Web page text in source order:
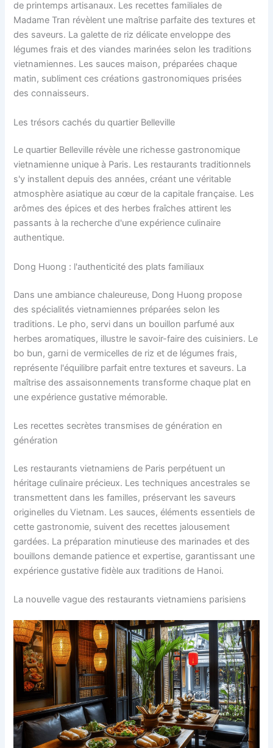
de printemps artisanaux. Les recettes familiales de
Madame Tran révèlent une maîtrise parfaite des textures et
des saveurs. La galette de riz délicate enveloppe des
légumes frais et des viandes marinées selon les traditions
vietnamiennes. Les sauces maison, préparées chaque
matin, subliment ces créations gastronomiques prisées
des connaisseurs.
Les trésors cachés du quartier Belleville
Le quartier Belleville révèle une richesse gastronomique
vietnamienne unique à Paris. Les restaurants traditionnels
s'y installent depuis des années, créant une véritable
atmosphère asiatique au cœur de la capitale française. Les
arômes des épices et des herbes fraîches attirent les
passants à la recherche d'une expérience culinaire
authentique.
Dong Huong : l'authenticité des plats familiaux
Dans une ambiance chaleureuse, Dong Huong propose
des spécialités vietnamiennes préparées selon les
traditions. Le pho, servi dans un bouillon parfumé aux
herbes aromatiques, illustre le savoir-faire des cuisiniers. Le
bo bun, garni de vermicelles de riz et de légumes frais,
représente l'équilibre parfait entre textures et saveurs. La
maîtrise des assaisonnements transforme chaque plat en
une expérience gustative mémorable.
Les recettes secrètes transmises de génération en
génération
Les restaurants vietnamiens de Paris perpétuent un
héritage culinaire précieux. Les techniques ancestrales se
transmettent dans les familles, préservant les saveurs
originelles du Vietnam. Les sauces, éléments essentiels de
cette gastronomie, suivent des recettes jalousement
gardées. La préparation minutieuse des marinades et des
bouillons demande patience et expertise, garantissant une
expérience gustative fidèle aux traditions de Hanoi.
La nouvelle vague des restaurants vietnamiens parisiens